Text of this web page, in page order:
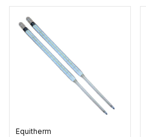
Equitherm